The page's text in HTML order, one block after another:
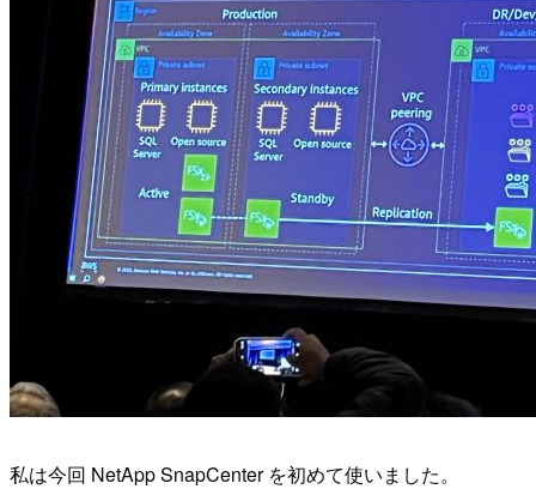
私は今回 NetApp SnapCenter を初めて使いました。